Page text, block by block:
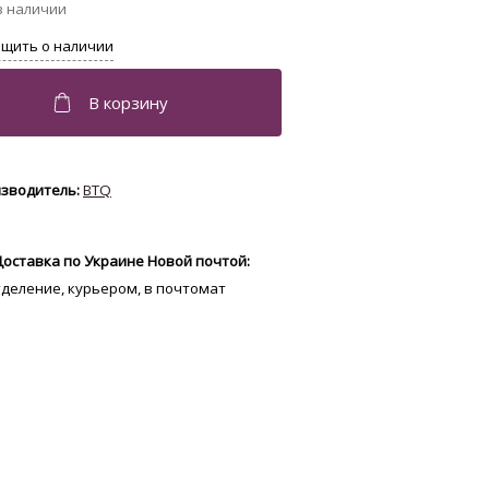
BTQ
по Украине Новой почтой:
курьером, в почтомат